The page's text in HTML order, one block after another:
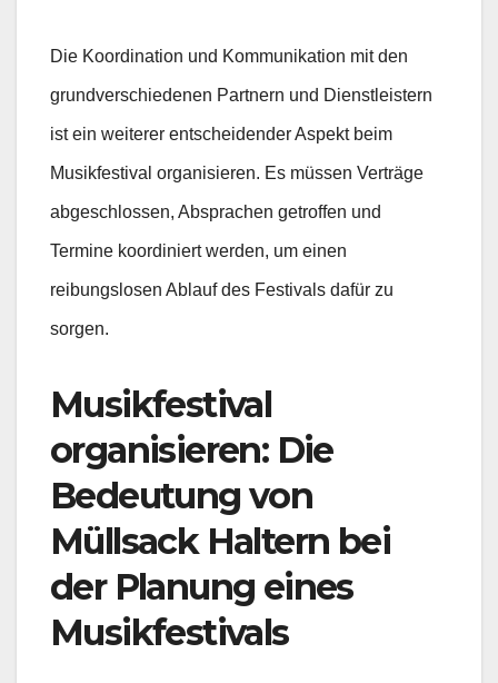
Die Koordination und Kommunikation mit den
grundverschiedenen Partnern und Dienstleistern
ist ein weiterer entscheidender Aspekt beim
Musikfestival organisieren. Es müssen Verträge
abgeschlossen, Absprachen getroffen und
Termine koordiniert werden, um einen
reibungslosen Ablauf des Festivals dafür zu
sorgen.
Musikfestival
organisieren: Die
Bedeutung von
Müllsack Haltern bei
der Planung eines
Musikfestivals